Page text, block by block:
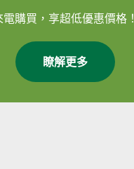
電購買，享超低優惠價格！
瞭解更多